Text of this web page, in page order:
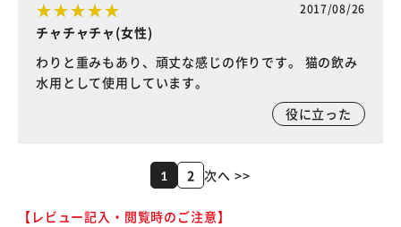
2017/08/26
チャチャチャ(女性)
わりと重みもあり、頑丈な感じの作りです。 猫の飲み
水用として使用しています。
役に立った
1 2 次へ >>
【レビュー記入・閲覧時のご注意】